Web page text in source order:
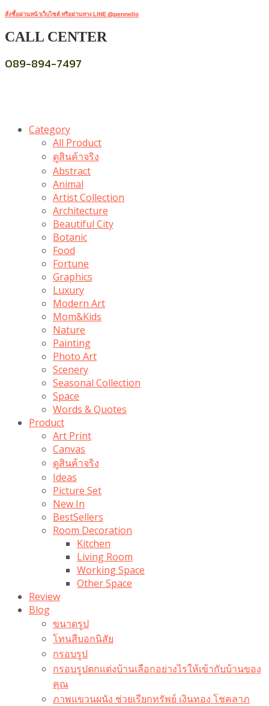
สั่งซื้อผ่านหน้าเว็บไซต์ หรือผ่านทาง LINE @pennello
CALL CENTER
089-894-7497
Category
All Product
ดูสินค้าจริง
Abstract
Animal
Artist Collection
Architecture
Beautiful City
Botanic
Food
Fortune
Graphics
Luxury
Modern Art
Mom&Kids
Nature
Painting
Photo Art
Scenery
Seasonal Collection
Space
Words & Quotes
Product
Art Print
Canvas
ดูสินค้าจริง
Ideas
Picture Set
New In
BestSellers
Room Decoration
Kitchen
Living Room
Working Space
Other Space
Review
Blog
ขนาดรูป
โทนสีบอกนิสัย
กรอบรูป
กรอบรูปตกแต่งบ้านเลือกอย่างไรให้เข้ากับบ้านของ
คุณ
ภาพแขวนผนัง ช่วยเรียกทรัพย์ เงินทอง โชคลาภ